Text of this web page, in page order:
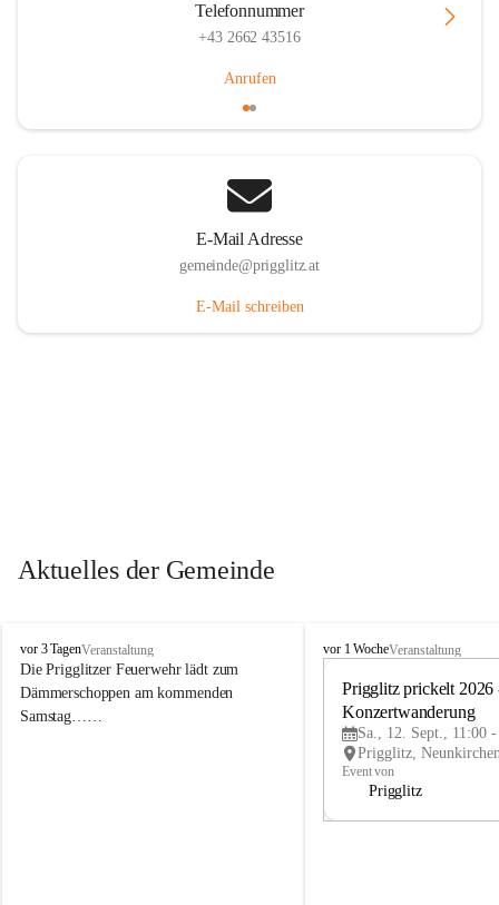
Telefonnummer
+43 2662 43516
Anrufen
E-Mail Adresse
gemeinde@prigglitz.at
E-Mail schreiben
Aktuelles der Gemeinde
P
r
i
g
vor 3 TagenVeranstaltung
Die Prigglitzer Feuerwehr lädt zum
Dämmerschoppen am kommenden
Samstag……
P
vor 1 WocheVeranstaltung
Prigglitz prickelt 2026
Konzertwanderung
Sa., 12. Sept., 11:00
Event von
Prigglitz